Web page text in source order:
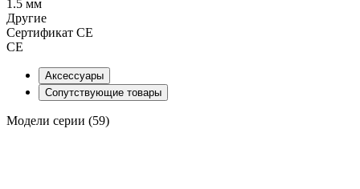
1.5 мм
Другие
Сертификат CE
CE
Аксессуары
Сопутствующие товары
Модели серии (59)